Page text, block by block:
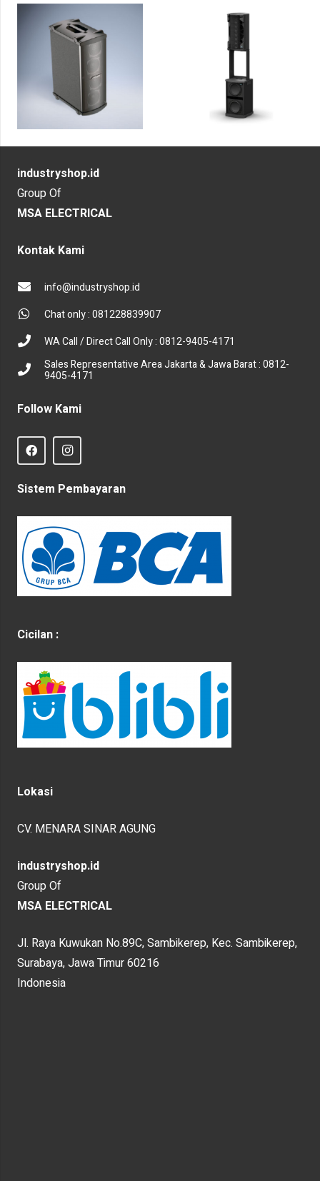
industryshop.id
Group Of
MSA ELECTRICAL
Kontak Kami
info@industryshop.id
Chat only : 081228839907
WA Call / Direct Call Only : 0812-9405-4171
Sales Representative Area Jakarta & Jawa Barat : 0812-
9405-4171
Follow Kami
Sistem Pembayaran
Cicilan :
Lokasi
CV. MENARA SINAR AGUNG
industryshop.id
Group Of
MSA ELECTRICAL
Jl. Raya Kuwukan No.89C, Sambikerep, Kec. Sambikerep,
Surabaya, Jawa Timur 60216
Indonesia